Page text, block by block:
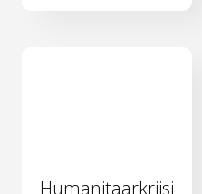
Humanitaarkriisi